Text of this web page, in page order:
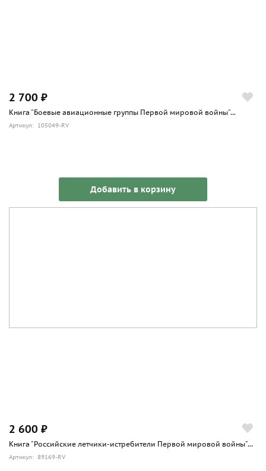
2 700 ₽
Книга "Боевые авиационные группы Первой мировой войны"...
Артикул: 105049-RV
Добавить в корзину
2 600 ₽
Книга "Российские летчики-истребители Первой мировой войны"...
Артикул: 89169-RV